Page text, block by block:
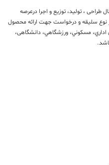
مهندسی نورگستران با تجربه بيش از 15 سال طراحی ، تولید، توزیع و اجرا درعرصه
سليقه و درخواست جهت ارائه محصول
مسكوني، ورزشگاهي، دانشگاهی،